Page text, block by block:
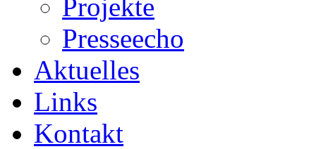
Projekte
Presseecho
Aktuelles
Links
Kontakt